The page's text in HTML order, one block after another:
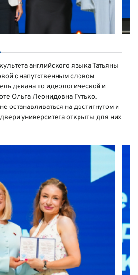
английского языка Татьяны
с напутственным словом
декана по идеологической и
Ольга Леонидовна Гутько,
останавливаться на достигнутом и
университета открыты для них